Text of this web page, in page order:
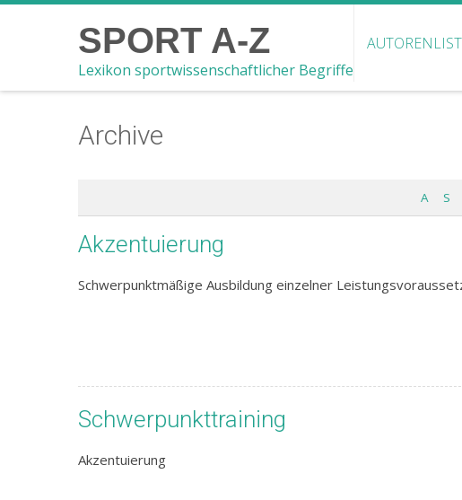
SPORT A-Z
Lexikon sportwissenschaftlicher Begriffe
Archive
A S
Akzentuierung
Schwerpunktmäßige Ausbildung einzelner
Schwerpunkttraining
Akzentuierung